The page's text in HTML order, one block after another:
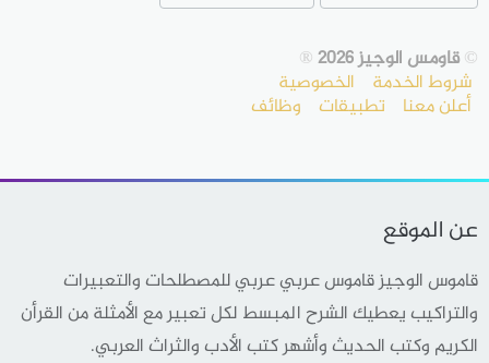
©قاومس الوجيز 2026 ®
شروط الخدمة الخصوصية
أعلن معنا تطبيقات وظائف
عن الموقع
قاموس الوجيز قاموس عربي عربي للمصطلحات والتعبيرات
والتراكيب يعطيك الشرح المبسط لكل تعبير مع الأمثلة من القرأن
الكريم وكتب الحديث وأشهر كتب الأدب والثراث العربي.